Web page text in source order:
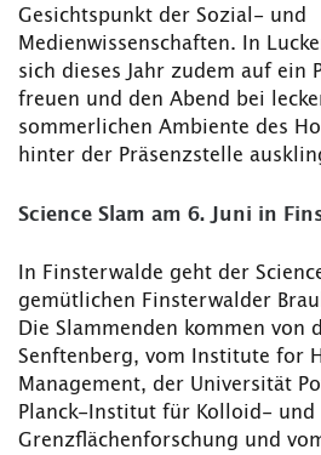
Gesichtspunkt der Sozial- und
Medienwissenschaften. In
sich dieses Jahr zudem auf ein
freuen und den Abend bei
sommerlichen Ambiente des
hinter der Präsenzstelle
Science Slam am 6. Juni in
In Finsterwalde geht der
gemütlichen Finsterwalder
Die Slammenden kommen von
Senftenberg, vom Institute for
Management, der Universität
Planck-Institut für Kolloid- und
Grenzflächenforschung und